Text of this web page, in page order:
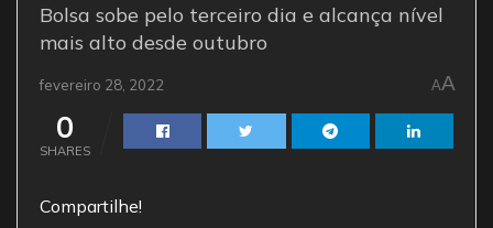
Bolsa sobe pelo terceiro dia e alcança nível
mais alto desde outubro
fevereiro 28, 2022 AA
0
SHARES
Compartilhe!